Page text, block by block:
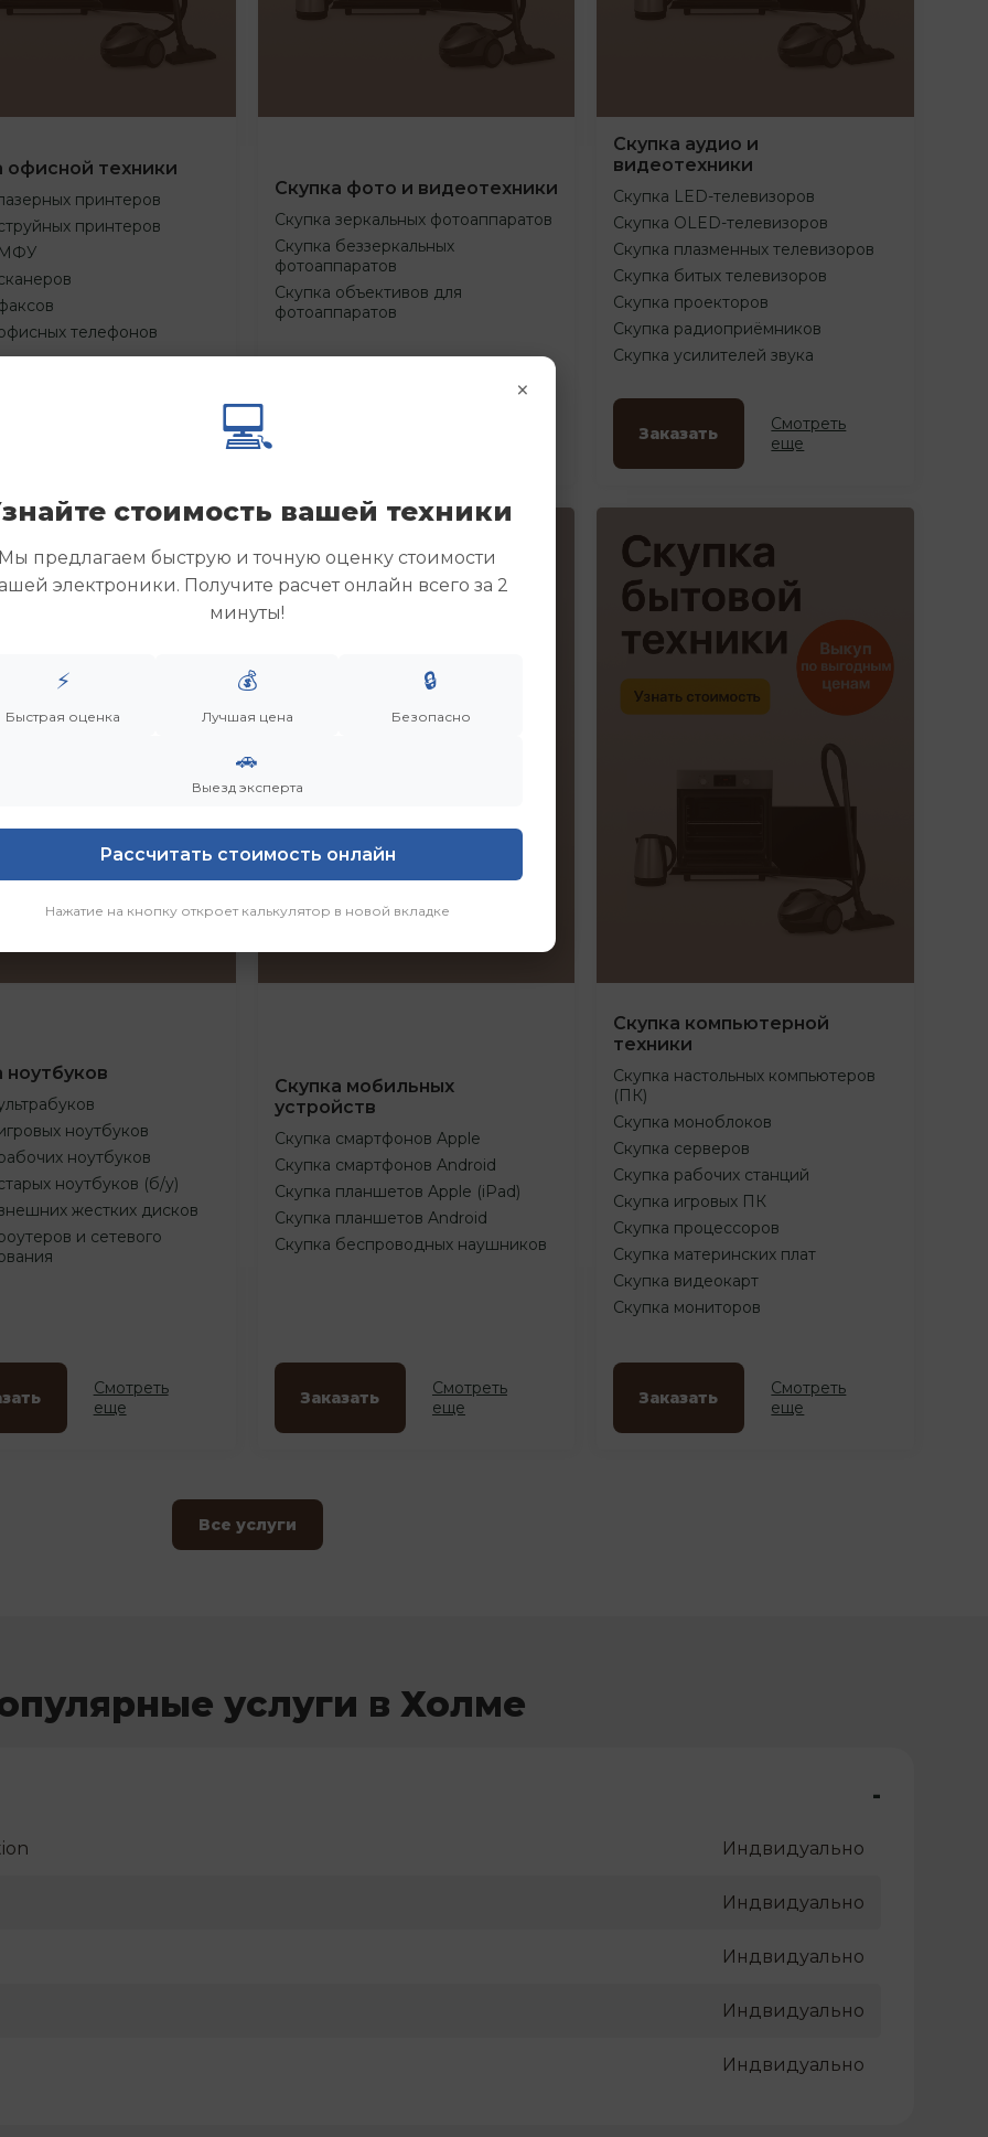
офисной техники
принтеров
принтеров
МФУ
телефонов
Скупка фото и видеотехники
Скупка зеркальных фотоаппаратов
Скупка беззеркальных
фотоаппаратов
Скупка объективов для
фотоаппаратов
Скупка аудио и
видеотехники
Скупка LED-телевизоров
Скупка OLED-телевизоров
Скупка плазменных телевизоров
Скупка битых телевизоров
Скупка проекторов
Скупка радиоприёмников
Скупка усилителей звука
Заказать
Смотреть
еще
ноутбуков
ноутбуков
ноутбуков
ноутбуков (б/у)
жестких дисков
и сетевого
Смотреть
еще
Скупка мобильных
устройств
Скупка смартфонов Apple
Скупка смартфонов Android
Скупка планшетов Apple (iPad)
Скупка планшетов Android
Скупка беспроводных наушников
Заказать
Смотреть
еще
Скупка компьютерной
техники
Скупка настольных компьютеров
(ПК)
Скупка моноблоков
Скупка серверов
Скупка рабочих станций
Скупка игровых ПК
Скупка процессоров
Скупка материнских плат
Скупка видеокарт
Скупка мониторов
Заказать
Смотреть
еще
Все услуги
услуги в Холме
-
Индвидуально
Индвидуально
Индвидуально
Индвидуально
Индвидуально
×
💻
стоимость вашей техники
предлагаем быструю и точную оценку стоимости
электроники. Получите расчет онлайн всего за 2
минуты!
⚡
Быстрая оценка
💰
Лучшая цена
🔒
Безопасно
🚗
Выезд эксперта
Рассчитать стоимость онлайн
Нажатие на кнопку откроет калькулятор в новой вкладке